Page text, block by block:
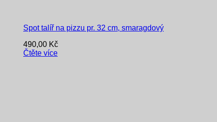
Spot talíř na pizzu pr. 32 cm, smaragdový
490,00 Kč
Čtěte více